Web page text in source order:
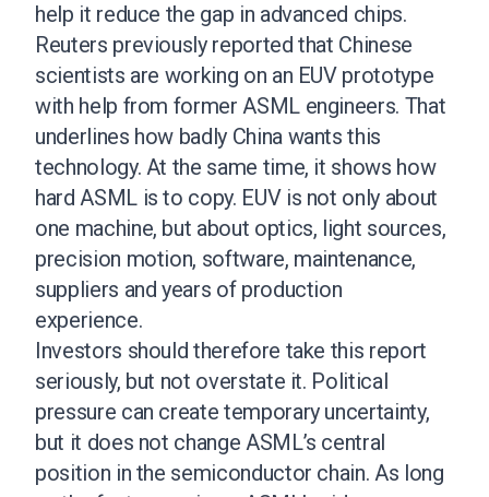
help it reduce the gap in advanced chips.
Reuters previously reported that Chinese
scientists are working on an EUV prototype
with help from former ASML engineers. That
underlines how badly China wants this
technology. At the same time, it shows how
hard ASML is to copy. EUV is not only about
one machine, but about optics, light sources,
precision motion, software, maintenance,
suppliers and years of production
experience.
Investors should therefore take this report
seriously, but not overstate it. Political
pressure can create temporary uncertainty,
but it does not change ASML’s central
position in the semiconductor chain. As long